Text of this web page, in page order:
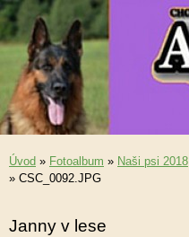
Úvod » Fotoalbum » Naši psi 2018
» CSC_0092.JPG
Janny v lese